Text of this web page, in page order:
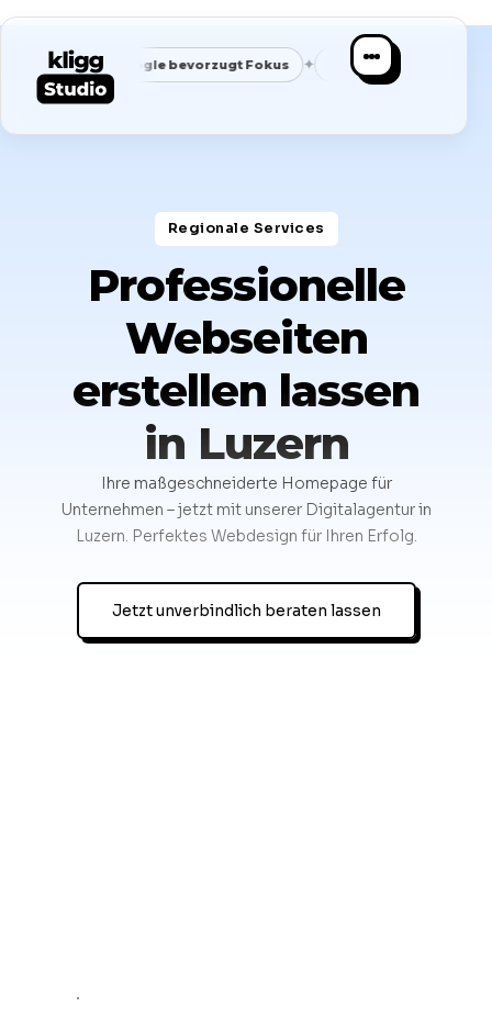
Google bevorzugt Fokus ✦ Passende Anfragen statt Masse
Regionale Services​
Professionelle
Webseiten
erstellen lassen
in Luzern
Ihre maßgeschneiderte Homepage für
Unternehmen – jetzt mit unserer Digitalagentur in
Luzern. Perfektes Webdesign für Ihren Erfolg.
Jetzt unverbindlich beraten lassen